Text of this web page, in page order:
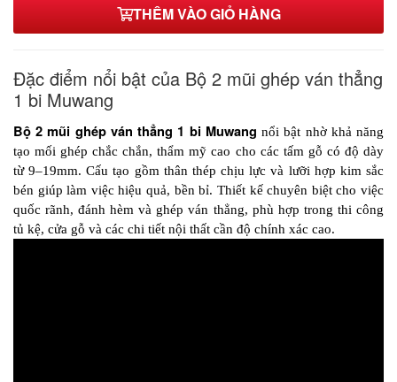
THÊM VÀO GIỎ HÀNG
Đặc điểm nổi bật của Bộ 2 mũi ghép ván thẳng
1 bi Muwang
Bộ 2 mũi ghép ván thẳng 1 bi Muwang nổi bật nhờ khả năng
tạo mối ghép chắc chắn, thẩm mỹ cao cho các tấm gỗ có độ dày
từ 9–19mm. Cấu tạo gồm thân thép chịu lực và lưỡi hợp kim sắc
bén giúp làm việc hiệu quả, bền bỉ. Thiết kế chuyên biệt cho việc
quốc rãnh, đánh hèm và ghép ván thẳng, phù hợp trong thi công
tủ kệ, cửa gỗ và các chi tiết nội thất cần độ chính xác cao.